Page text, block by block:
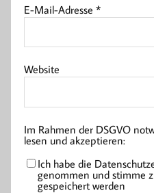
E-Mail-Adresse*
Website
Im Rahmen der DSGVO
lesen und akzeptieren:
Ich habe die
genommen und stimme
gespeichert werden